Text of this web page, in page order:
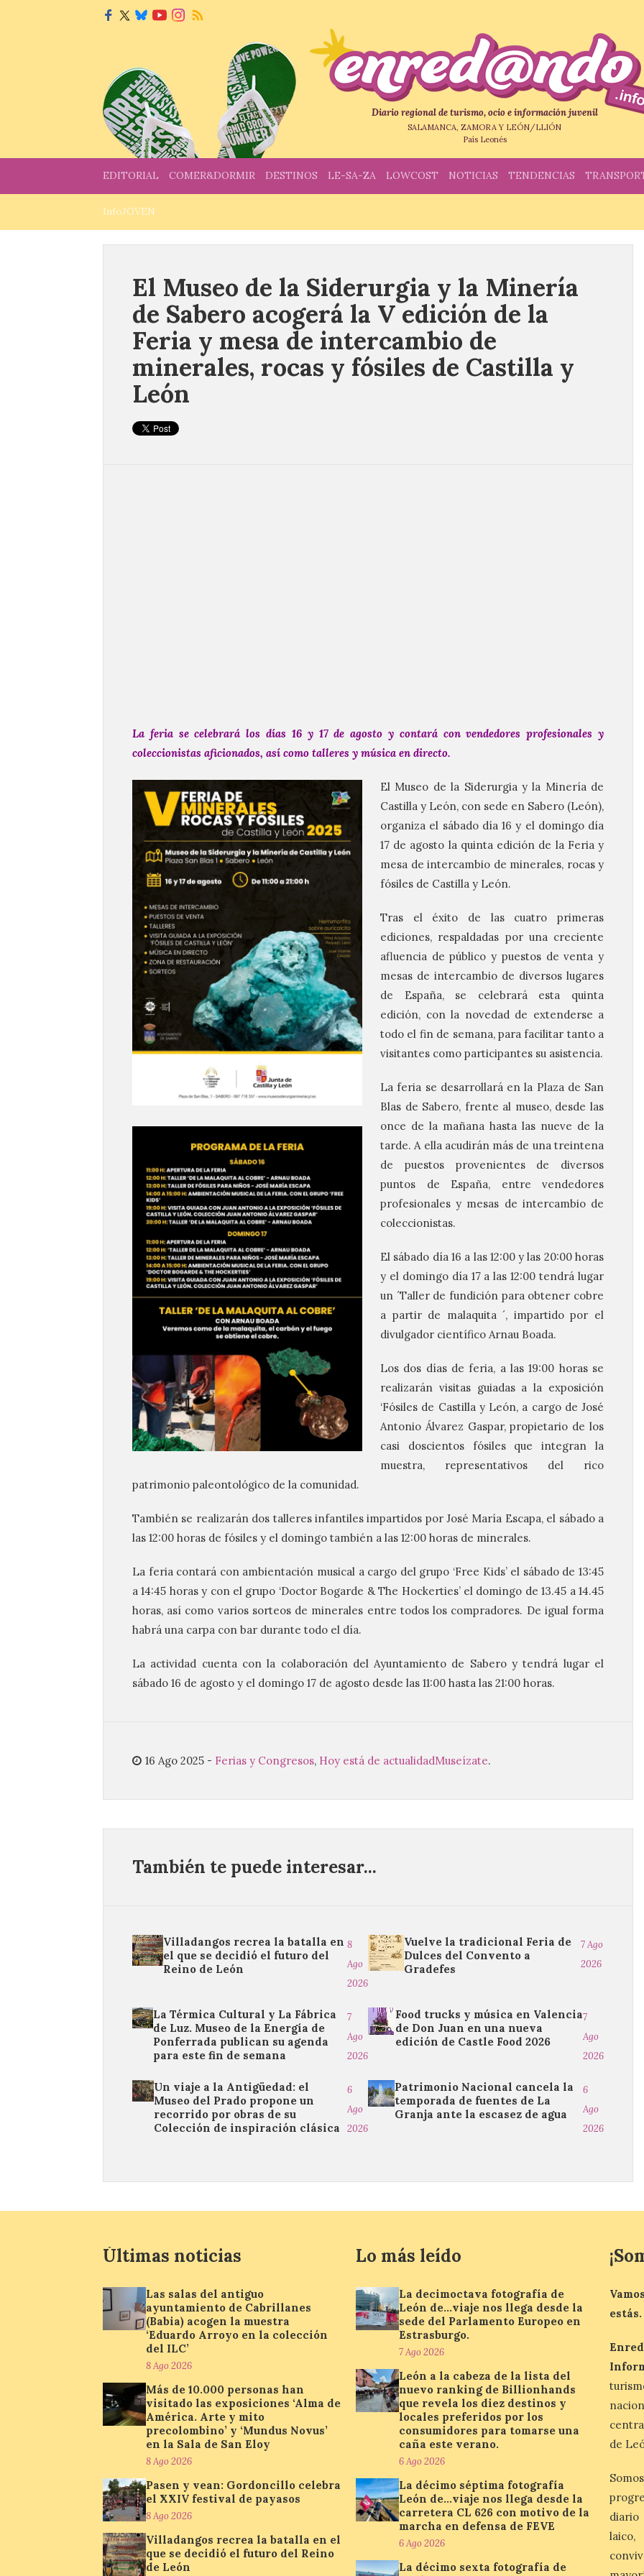
Diario regional de turismo, ocio e información juvenil
SALAMANCA, ZAMORA Y LEÓN/LLIÓN
País Leonés
EDITORIAL COMER&DORMIR DESTINOS LE-SA-ZA LOWCOST NOTICIAS TENDENCIAS
InfoJOVEN
El Museo de la Siderurgia y la Minería
de Sabero acogerá la V edición de la
Feria y mesa de intercambio de
minerales, rocas y fósiles de Castilla y
León
La feria se celebrará los días 16 y 17 de agosto y contará con vendedores profesionales y
coleccionistas aficionados, así como talleres y música en directo.
El Museo de la Siderurgia y la Minería de
Castilla y León, con sede en Sabero (León),
organiza el sábado día 16 y el domingo día
17 de agosto la quinta edición de la Feria y
mesa de intercambio de minerales, rocas y
fósiles de Castilla y León.
Tras el éxito de las cuatro primeras
ediciones, respaldadas por una creciente
afluencia de público y puestos de venta y
mesas de intercambio de diversos lugares
de España, se celebrará esta quinta
edición, con la novedad de extenderse a
todo el fin de semana, para facilitar tanto a
visitantes como participantes su asistencia.
La feria se desarrollará en la Plaza de San
Blas de Sabero, frente al museo, desde las
once de la mañana hasta las nueve de la
tarde. A ella acudirán más de una treintena
de puestos provenientes de diversos
puntos de España, entre vendedores
profesionales y mesas de intercambio de
coleccionistas.
El sábado día 16 a las 12:00 y las 20:00 horas
y el domingo día 17 a las 12:00 tendrá lugar
un ´Taller de fundición para obtener cobre
a partir de malaquita ´, impartido por el
divulgador científico Arnau Boada.
Los dos días de feria, a las 19:00 horas se
realizarán visitas guiadas a la exposición
‘Fósiles de Castilla y León, a cargo de José
Antonio Álvarez Gaspar, propietario de los
casi doscientos fósiles que integran la
muestra, representativos del rico
patrimonio paleontológico de la comunidad.
También se realizarán dos talleres infantiles impartidos por José María Escapa, el sábado a
las 12:00 horas de fósiles y el domingo también a las 12:00 horas de minerales.
La feria contará con ambientación musical a cargo del grupo ‘Free Kids’ el sábado de 13:45
a 14:45 horas y con el grupo ‘Doctor Bogarde & The Hockerties’ el domingo de 13.45 a 14.45
horas, así como varios sorteos de minerales entre todos los compradores. De igual forma
habrá una carpa con bar durante todo el día.
La actividad cuenta con la colaboración del Ayuntamiento de Sabero y tendrá lugar el
sábado 16 de agosto y el domingo 17 de agosto desde las 11:00 hasta las 21:00 horas.
16 Ago 2025 - Ferias y Congresos, Hoy está de actualidadMuseízate.
También te puede interesar...
Villadangos recrea la batalla en
el que se decidió el futuro del
Reino de León
8
Ago
2026
Vuelve la tradicional Feria de
Dulces del Convento a
Gradefes
7 Ago
2026
La Térmica Cultural y La Fábrica
de Luz. Museo de la Energía de
Ponferrada publican su agenda
para este fin de semana
7
Ago
2026
Food trucks y música en Valencia
de Don Juan en una nueva
edición de Castle Food 2026
7
Ago
2026
Un viaje a la Antigüedad: el
Museo del Prado propone un
recorrido por obras de su
Colección de inspiración clásica
6
Ago
2026
Patrimonio Nacional cancela la
temporada de fuentes de La
Granja ante la escasez de agua
6
Ago
2026
Últimas noticias
Las salas del antiguo
ayuntamiento de Cabrillanes
(Babia) acogen la muestra
‘Eduardo Arroyo en la colección
del ILC’
8 Ago 2026
Más de 10.000 personas han
visitado las exposiciones ‘Alma de
América. Arte y mito
precolombino’ y ‘Mundus Novus’
en la Sala de San Eloy
8 Ago 2026
Pasen y vean: Gordoncillo celebra
el XXIV festival de payasos
8 Ago 2026
Villadangos recrea la batalla en el
que se decidió el futuro del Reino
de León
Lo más leído
La decimoctava fotografía de
León de…viaje nos llega desde la
sede del Parlamento Europeo en
Estrasburgo.
7 Ago 2026
León a la cabeza de la lista del
nuevo ranking de Billionhands
que revela los diez destinos y
locales preferidos por los
consumidores para tomarse una
caña este verano.
6 Ago 2026
La décimo séptima fotografía
León de…viaje nos llega desde la
carretera CL 626 con motivo de la
marcha en defensa de FEVE
6 Ago 2026
La décimo sexta fotografía de
estás.
de
diario